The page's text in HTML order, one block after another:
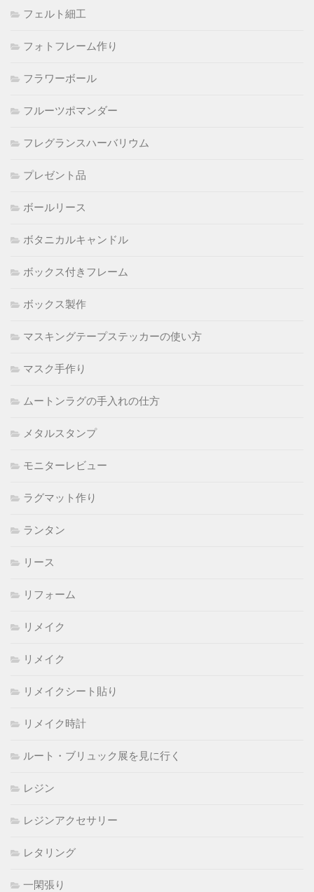
フェルト細工
フォトフレーム作り
フラワーボール
フルーツポマンダー
フレグランスハーバリウム
プレゼント品
ボールリース
ボタニカルキャンドル
ボックス付きフレーム
ボックス製作
マスキングテープステッカーの使い方
マスク手作り
ムートンラグの手入れの仕方
メタルスタンプ
モニターレビュー
ラグマット作り
ランタン
リース
リフォーム
リメイク
リメイク
リメイクシート貼り
リメイク時計
ルート・ブリュック展を見に行く
レジン
レジンアクセサリー
レタリング
一閑張り